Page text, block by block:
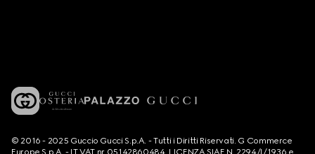
© 2016 - 2025 Guccio Gucci S.p.A. - Tutti i Diritti Riservati. G Commerce
Europe S.p.A. - IT VAT nr 05142860484. LICENZA SIAE N. 2294/I/1936 e